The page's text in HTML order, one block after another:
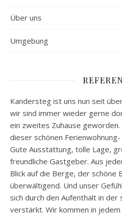
Über uns
Umgebung
Kandersteg ist uns nun seit
wir sind immer wieder gerne
ein zweites Zuhause
dieser schönen
Gute Ausstattung, tolle Lage,
freundliche Gastgeber. Aus
Blick auf die Berge, der schöne
überwältigend. Und unser
sich durch den Aufenthalt in der
verstärkt. Wir kommen in